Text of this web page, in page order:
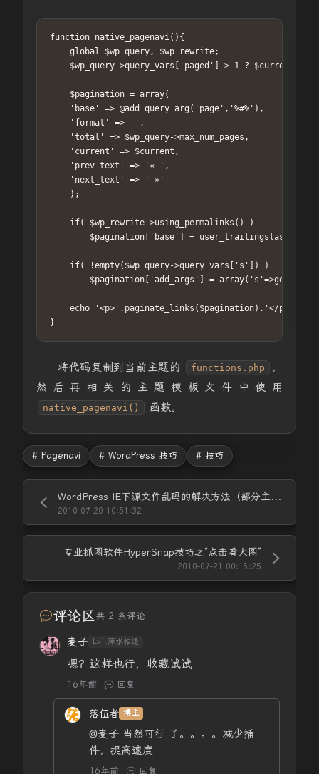
function native_pagenavi(){
global $wp_query, $wp_rewrite;
$wp_query->query_vars['paged'] > 1 ? $current =
$pagination = array(
'base' => @add_query_arg('page','%#%'),
'format' => '',
'total' => $wp_query->max_num_pages,
'current' => $current,
'prev_text' => '« ',
'next_text' => ' »'
);
if( $wp_rewrite->using_permalinks() )
$pagination['base'] = user_trailingslashit(
if( !empty($wp_query->query_vars['s']) )
$pagination['add_args'] =
echo '<p>'.paginate_links($pagination).'</p>';
}
将代码复制到当前主题的 functions.php
，
然后再相关的主题模板文件中使用
native_pagenavi() 函数。
# Pagenavi # WordPress 技巧 # 技巧
WordPress IE下源文件乱码的解决方法（部分主题）
2010-07-20 10:51:32
专业抓图软件HyperSnap技巧之“点击看大图”
2010-07-21 00:18:25
评论区共 2 条评论
麦子 Lv1.萍水相逢
嗯？这样也行，收藏试试
16年前 回复
落伍者 博主
@麦子 当然可行 了。。。。减少插
件，提高速度
16年前 回复